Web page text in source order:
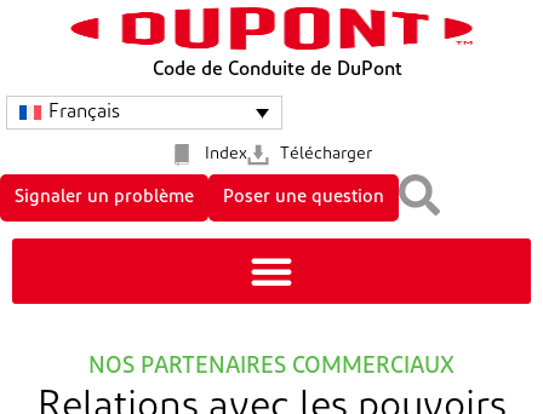
Code de Conduite de DuPont
Français
Index Télécharger
Signaler un problème Poser une question
NOS PARTENAIRES COMMERCIAUX